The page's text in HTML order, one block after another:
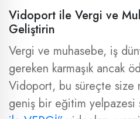
Vidoport ile Vergi ve
Geliştirin
Vergi ve muhasebe, iş
gereken karmaşık ancak
Vidoport, bu süreçte size
geniş bir eğitim yelpazesi